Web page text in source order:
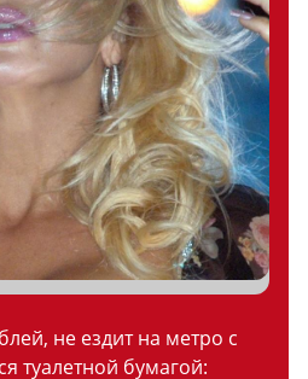
не ездит на метро с
туалетной бумагой: